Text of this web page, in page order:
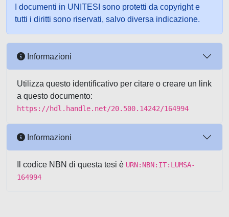
I documenti in UNITESI sono protetti da copyright e
tutti i diritti sono riservati, salvo diversa indicazione.
Informazioni
Utilizza questo identificativo per citare o creare un link
a questo documento:
https://hdl.handle.net/20.500.14242/164994
Informazioni
Il codice NBN di questa tesi è URN:NBN:IT:LUMSA-
164994